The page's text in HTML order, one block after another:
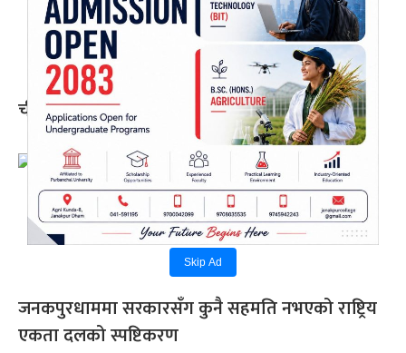
Skip Ad
चीन जाँदै कांग्रेस उपसभापति विश्वप्रकाश शर्मा
जनकपुरधाममा सरकारसँग कुनै सहमति नभएको राष्ट्रिय
एकता दलको स्पष्टिकरण